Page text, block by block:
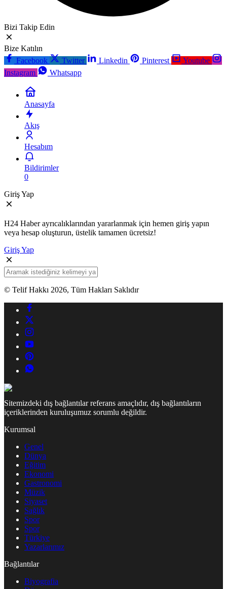
Bizi Takip Edin
Bize Katılın
Facebook
Twitter Linkedin Pinterest
Youtube
Instagram
Whatsapp
Anasayfa
Akış
Hesabım
Bildirimler
0
Giriş Yap
H24 Haber ayrıcalıklarından yararlanmak için hemen giriş yapın
veya hesap oluşturun, üstelik tamamen ücretsiz!
Giriş Yap
© Telif Hakkı 2026, Tüm Hakları Saklıdır
Sitemizdeki dış bağlantılar referans amaçlıdır, dış bağlantıların
içeriklerinden kuruluşumuz sorumlu değildir.
Kurumsal
Genel
Dünya
Eğitim
Ekonomi
Gastronomi
Müzik
Siyaset
Sağlık
Spor
Spor
Türkiye
Yazarlarımız
Bağlantılar
Biyografia